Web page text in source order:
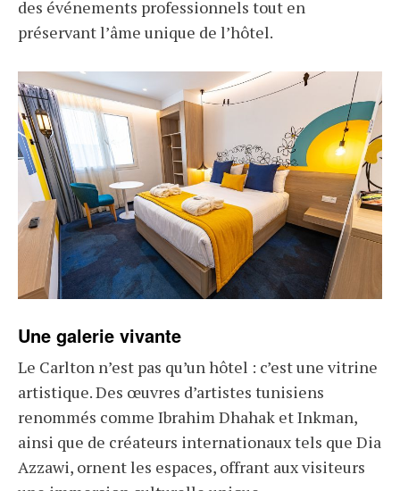
des événements professionnels tout en
préservant l’âme unique de l’hôtel.
Une galerie vivante
Le Carlton n’est pas qu’un hôtel : c’est une vitrine
artistique. Des œuvres d’artistes tunisiens
renommés comme Ibrahim Dhahak et Inkman,
ainsi que de créateurs internationaux tels que Dia
Azzawi, ornent les espaces, offrant aux visiteurs